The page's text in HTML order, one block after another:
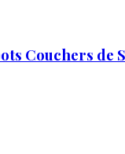
Couchers de